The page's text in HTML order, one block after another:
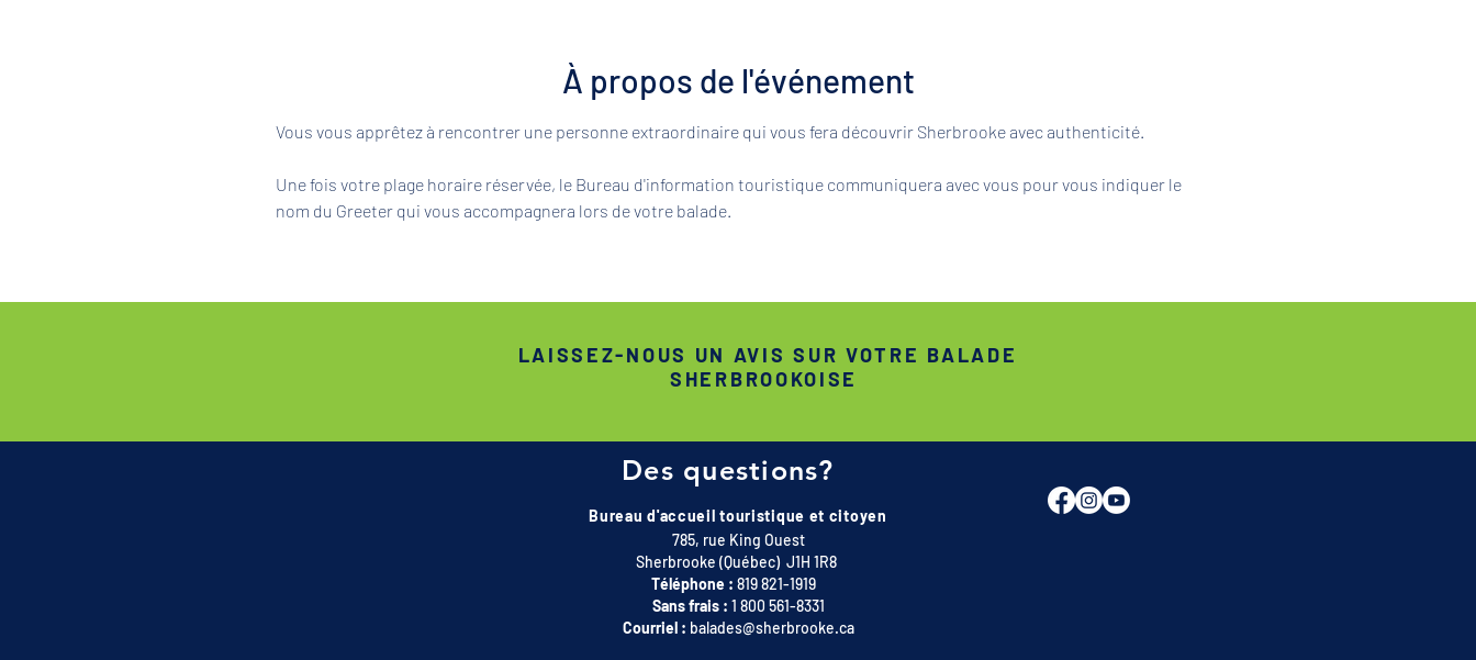
À propos de l'événement
Vous vous apprêtez à rencontrer une personne extraordinaire qui vous fera découvrir Sherbrooke avec authenticité.
Une fois votre plage horaire réservée, le Bureau d'information touristique communiquera avec vous pour vous indiquer le
nom du Greeter qui vous accompagnera lors de votre balade.
Des questions?
Bureau d'accueil touristique et citoyen
785, rue King Ouest
Sherbrooke (Québec) J1H 1R8
Téléphone : 819 821-1919
Sans frais : 1 800 561-8331
Courriel : balades@sherbrooke.ca
LAISSEZ-NOUS UN AVIS SUR VOTRE BALADE
SHERBROOKOISE